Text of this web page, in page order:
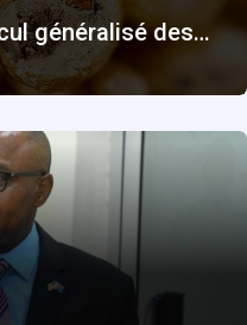
généralisé des…